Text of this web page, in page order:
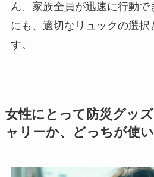
ん、家族全員が迅速に行動
にも、適切なリュックの選択
す。
女性にとって防災グッ
ャリーか、どっちが使